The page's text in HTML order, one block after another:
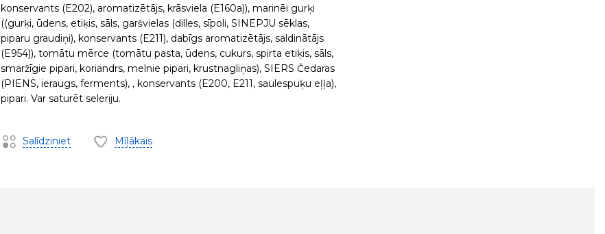
konservants (E202), aromatizētājs, krāsviela (E160a)), marinēi gurķi
((gurķi, ūdens, etiķis, sāls, garšvielas (dilles, sīpoli, SINEPJU sēklas,
piparu graudiņi), konservants (E211), dabīgs aromatizētājs, saldinātājs
(E954)), tomātu mērce (tomātu pasta, ūdens, cukurs, spirta etiķis, sāls,
smaržīgie pipari, koriandrs, melnie pipari, krustnagliņas), SIERS Čedaras
(PIENS, ieraugs, ferments), , konservants (E200, E211, saulespuķu eļļa),
pipari. Var saturēt seleriju.
Salīdziniet Mīļākais